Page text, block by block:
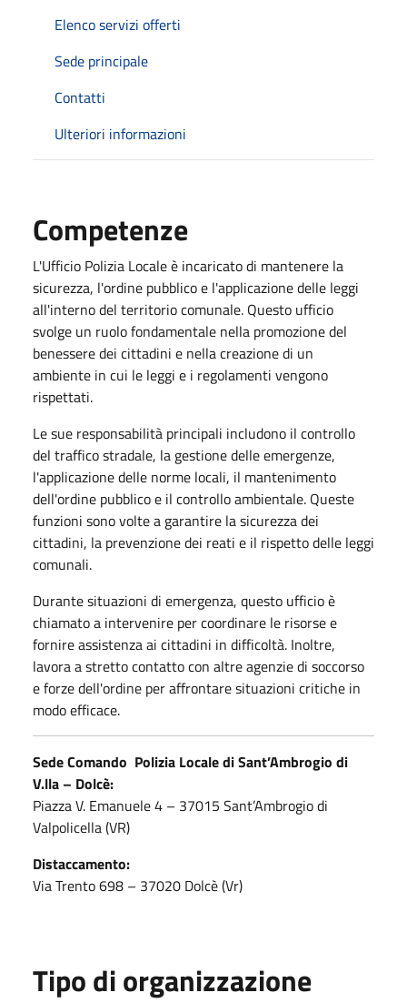
Elenco servizi offerti
Sede principale
Contatti
Ulteriori informazioni
Competenze
L'Ufficio Polizia Locale è incaricato di mantenere la
sicurezza, l'ordine pubblico e l'applicazione delle leggi
all'interno del territorio comunale. Questo ufficio
svolge un ruolo fondamentale nella promozione del
benessere dei cittadini e nella creazione di un
ambiente in cui le leggi e i regolamenti vengono
rispettati.
Le sue responsabilità principali includono il controllo
del traffico stradale, la gestione delle emergenze,
l'applicazione delle norme locali, il mantenimento
dell'ordine pubblico e il controllo ambientale. Queste
funzioni sono volte a garantire la sicurezza dei
cittadini, la prevenzione dei reati e il rispetto delle leggi
comunali.
Durante situazioni di emergenza, questo ufficio è
chiamato a intervenire per coordinare le risorse e
fornire assistenza ai cittadini in difficoltà. Inoltre,
lavora a stretto contatto con altre agenzie di soccorso
e forze dell'ordine per affrontare situazioni critiche in
modo efficace.
Sede Comando Polizia Locale di Sant’Ambrogio di
V.lla – Dolcè:
Piazza V. Emanuele 4 – 37015 Sant’Ambrogio di
Valpolicella (VR)
Distaccamento:
Via Trento 698 – 37020 Dolcè (Vr)
Tipo di organizzazione